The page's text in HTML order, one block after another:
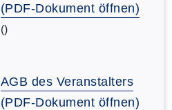
(PDF-Dokument öffnen)
()
AGB des Veranstalters
(PDF-Dokument öffnen)